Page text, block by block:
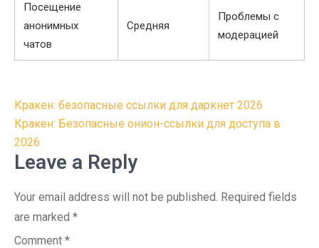
Посещение
анонимных
чатов
Средняя
Проблемы с
модерацией
Post
navigation
Кракен: безопасные ссылки для даркнет 2026
Кракен: Безопасные онион-ссылки для доступа в
2026
Leave a Reply
Your email address will not be published. Required fields
are marked *
Comment *